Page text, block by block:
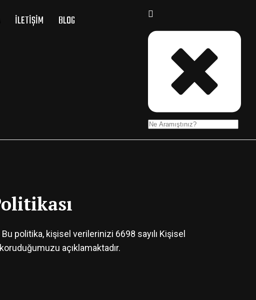
İLETIŞIM BLOG
politika, kişisel verilerinizi 6698 sayılı Kişisel
açıklamaktadır.